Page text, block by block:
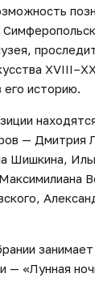
его историю.
— Дмитрия
Шишкина,
— «Лунная